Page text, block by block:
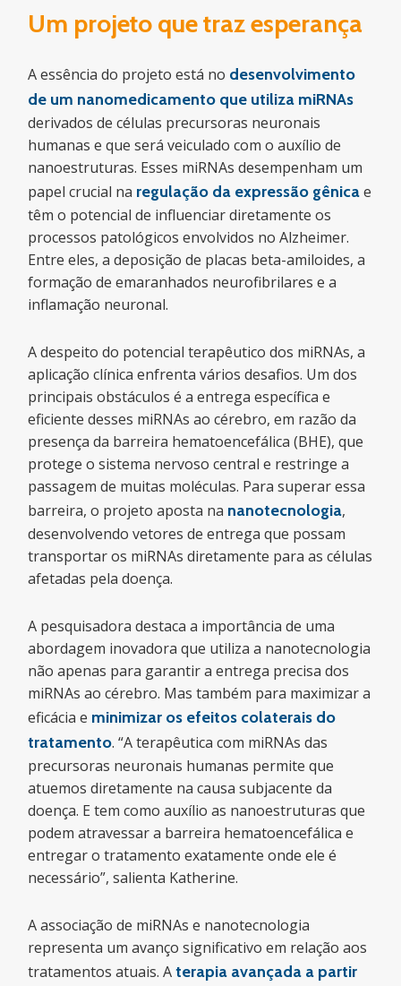
Um projeto que traz esperança
A essência do projeto está no desenvolvimento
de um nanomedicamento que utiliza miRNAs
derivados de células precursoras neuronais
humanas e que será veiculado com o auxílio de
nanoestruturas. Esses miRNAs desempenham um
papel crucial na regulação da expressão gênicae
têm o potencial de influenciar diretamente os
processos patológicos envolvidos no Alzheimer.
Entre eles, a deposição de placas beta-amiloides, a
formação de emaranhados neurofibrilares e a
inflamação neuronal.
A despeito do potencial terapêutico dos miRNAs, a
aplicação clínica enfrenta vários desafios. Um dos
principais obstáculos é a entrega específica e
eficiente desses miRNAs ao cérebro, em razão da
presença da barreira hematoencefálica (BHE), que
protege o sistema nervoso central e restringe a
passagem de muitas moléculas. Para superar essa
barreira, o projeto aposta na nanotecnologia,
desenvolvendo vetores de entrega que possam
transportar os miRNAs diretamente para as células
afetadas pela doença.
A pesquisadora destaca a importância de uma
abordagem inovadora que utiliza a nanotecnologia
não apenas para garantir a entrega precisa dos
miRNAs ao cérebro. Mas também para maximizar a
eficácia e minimizar os efeitos colaterais do
tratamento. “A terapêutica com miRNAs das
precursoras neuronais humanas permite que
atuemos diretamente na causa subjacente da
doença. E tem como auxílio as nanoestruturas que
podem atravessar a barreira hematoencefálica e
entregar o tratamento exatamente onde ele é
necessário”, salienta Katherine.
A associação de miRNAs e nanotecnologia
representa um avanço significativo em relação aos
tratamentos atuais. Aterapia avançada a partir